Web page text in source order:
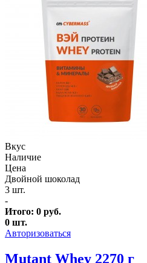
Вкус
Наличие
Цена
Двойной шоколад
3 шт.
-
Итого: 0 руб.
0 шт.
Авторизоваться
Mutant Whey 2270 г